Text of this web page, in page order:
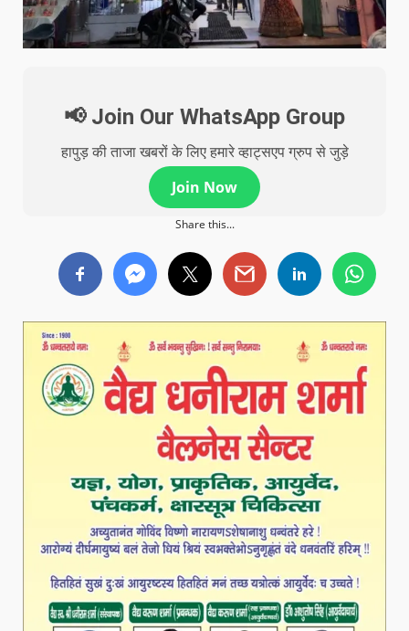
📢 Join Our WhatsApp Group
हापुड़ की ताजा खबरों के लिए हमारे व्हाट्सएप ग्रुप से जुड़े
Join Now
Share this...